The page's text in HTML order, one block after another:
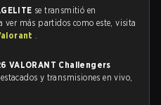
se transmitió en
ver más partidos como este, visita
.
VALORANT Challengers
y transmisiones en vivo,